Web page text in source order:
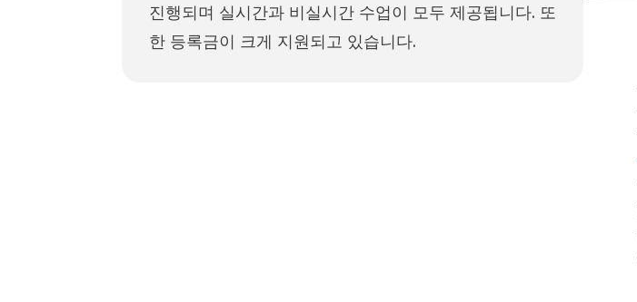
진행되며 실시간과 비실시간 수업이 모두 제공됩니다. 또
한 등록금이 크게 지원되고 있습니다.